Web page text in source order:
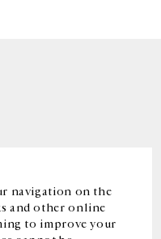
navigation on the
and other online
to improve your